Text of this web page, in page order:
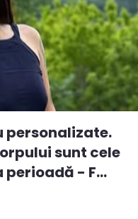
personalizate.
sunt cele
- F...